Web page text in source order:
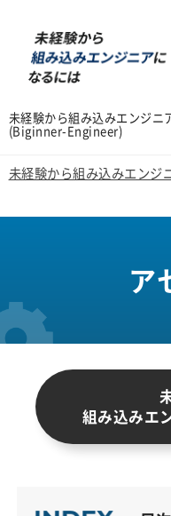
未経験から組み込みエンジ
(Biginner-Engineer)
未経験から組み込みエン
ア
組み込みエ